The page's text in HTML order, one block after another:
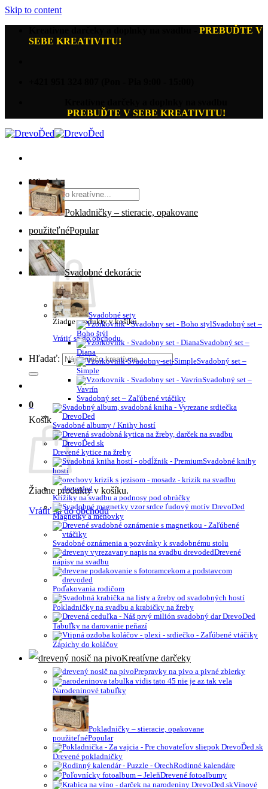
Skip to content
PREBUĎTE V
SEBE KREATIVITU!
PREBUĎTE V SEBE KREATIVITU!
Hľadať:
€0.00 0
Žiadne produkty v košíku.
Vrátiť sa do obchodu
Hľadať:
0
Košík
Žiadne produkty v košíku.
Vrátiť sa do obchodu
Pokladničky – stieracie, opakovane
použiteľné
Svadobné dekorácie
Svadobné sety
Svadobný set –
Boho štýl
Svadobný set –
Diana
Svadobný set –
Simple
Svadobný set –
Vavrín
Svadobný set – Zaľúbené vtáčiky
Svadobné albumy / Knihy hostí
Drevené kytice na žreby
Svadobné knihy
hostí
Krížiky na svadbu a podnosy pod obrúčky
Magnetky a menovky
Svadobné oznámenia a pozvánky k svadobnému stolu
Drevené
nápisy na svadbu
Poďakovania rodičom
Pokladničky na svadbu a krabičky na žreby
Tabuľky na darovanie peňazí
Zápichy do koláčov
Kreatívne darčeky
Prepravky na pivo a pivné zbierky
Narodeninové tabuľky
Pokladničky – stieracie, opakovane
použiteľné
Drevené pokladničky
Rodinné kalendáre
Drevené fotoalbumy
Vínové